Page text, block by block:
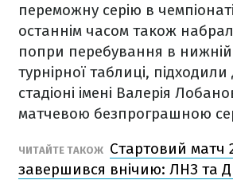
переможну серію в
останнім часом також
попри перебування в нижній
турнірної таблиці,
стадіоні імені Валерія
матчевою безпрограшною
ЧИТАЙТЕ ТАКОЖ Стартовий матч
завершився внічию: ЛНЗ та